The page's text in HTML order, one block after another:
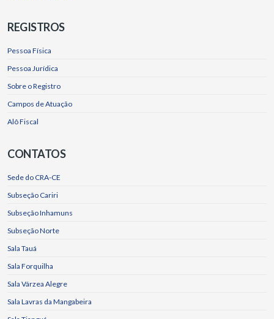
REGISTROS
Pessoa Física
Pessoa Jurídica
Sobre o Registro
Campos de Atuação
Alô Fiscal
CONTATOS
Sede do CRA-CE
Subseção Cariri
Subseção Inhamuns
Subseção Norte
Sala Tauá
Sala Forquilha
Sala Várzea Alegre
Sala Lavras da Mangabeira